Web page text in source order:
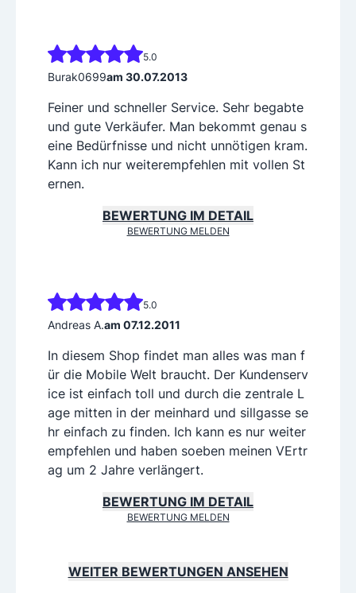
5.0
Burak0699am 30.07.2013
Feiner und schneller Service. Sehr begabte
und gute Verkäufer. Man bekommt genau s
eine Bedürfnisse und nicht unnötigen kram.
Kann ich nur weiterempfehlen mit vollen St
ernen.
BEWERTUNG IM DETAIL
BEWERTUNG MELDEN
5.0
Andreas A.am 07.12.2011
In diesem Shop findet man alles was man f
ür die Mobile Welt braucht. Der Kundenserv
ice ist einfach toll und durch die zentrale L
age mitten in der meinhard und sillgasse se
hr einfach zu finden. Ich kann es nur weiter
empfehlen und haben soeben meinen VErtr
ag um 2 Jahre verlängert.
BEWERTUNG IM DETAIL
BEWERTUNG MELDEN
WEITER BEWERTUNGEN ANSEHEN